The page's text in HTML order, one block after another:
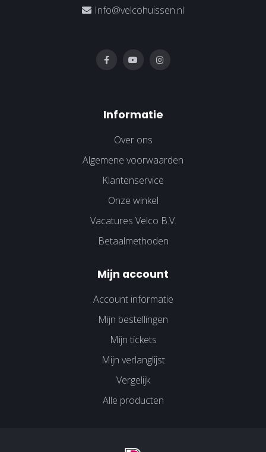
Info@velcohuissen.nl
Informatie
Over ons
Algemene voorwaarden
Klantenservice
Onze winkel
Vacatures Velco B.V.
Betaalmethoden
Mijn account
Account informatie
Mijn bestellingen
Mijn tickets
Mijn verlanglijst
Vergelijk
Alle producten